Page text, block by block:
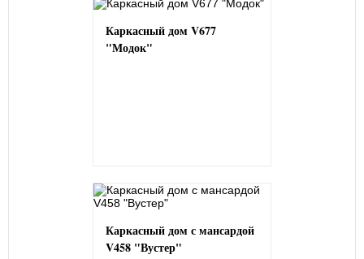
Каркасный дом V677
"Модок"
Каркасный дом с мансардой
V458 "Вустер"